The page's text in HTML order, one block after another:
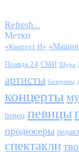
Refresh...
Метки
«Квартет И»
Правда 24 СМИ Шура
артисты балерины
концерты
певец певицы
продюсеры
спектакли